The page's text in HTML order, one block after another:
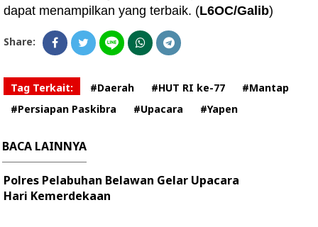
dapat menampilkan yang terbaik. (L6OC/Galib)
Share:
Tag Terkait: #Daerah #HUT RI ke-77
#Mantap
#Persiapan Paskibra
#Upacara #Yapen
BACA LAINNYA
Polres Pelabuhan Belawan Gelar Upacara
Hari Kemerdekaan